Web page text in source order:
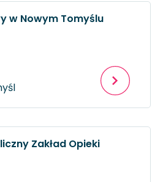
w Nowym Tomyślu
Zakład Opieki